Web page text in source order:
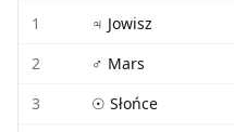
1 ♃ Jowisz
2
♂ Mars
3
☉ Słońce